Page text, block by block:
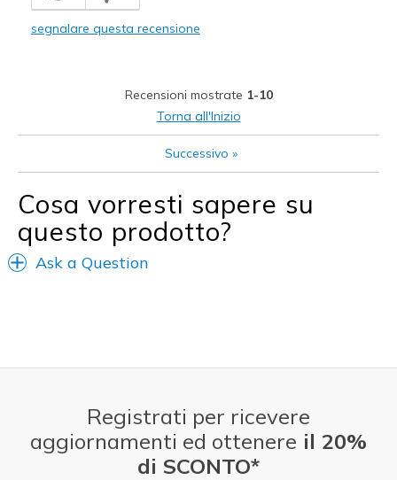
Comfortable
Casual Wear
Travel
Width
Feels true to width
Sizing
Feels true to size
View On Shoes
segnalare questa recensione
Recensioni mostrate 1-10
Torna all'Inizio
Successivo »
Cosa vorresti sapere su
questo prodotto?
Ask a Question
Registrati per ricevere
aggiornamenti ed ottenere il 20%
di SCONTO*